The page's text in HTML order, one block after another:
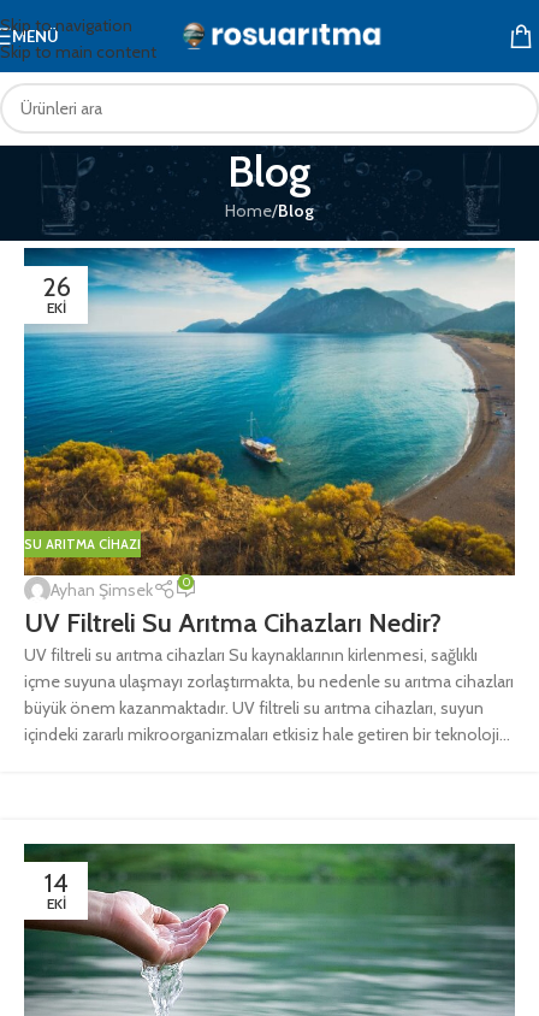
Skip to navigation
Skip to main content
MENÜ
Blog
Home/Blog
26
EKI
SU ARITMA CIHAZI
Ayhan Şimsek 0
UV Filtreli Su Arıtma Cihazları Nedir?
UV filtreli su arıtma cihazları Su kaynaklarının kirlenmesi, sağlıklı
içme suyuna ulaşmayı zorlaştırmakta, bu nedenle su arıtma cihazları
büyük önem kazanmaktadır. UV filtreli su arıtma cihazları, suyun
içindeki zararlı mikroorganizmaları etkisiz hale getiren bir teknoloji...
14
EKI